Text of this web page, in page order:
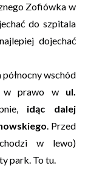
Zofiówka w
do szpitala
dojechać
wschód
w prawo wul.
idąc dalej
. Przed
w lewo)
park. To tu.